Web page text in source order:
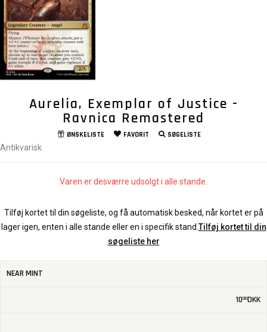
Aurelia, Exemplar of Justice -
Ravnica Remastered
ØNSKELISTE FAVORIT SØGELISTE
Antikvarisk
Varen er desværre udsolgt i alle stande.
Tilføj kortet til din søgeliste, og få automatisk besked, når kortet er på
lager igen, enten i alle stande eller en i specifik stand. Tilføj kortet til din
søgeliste her
NEAR MINT
1000DKK